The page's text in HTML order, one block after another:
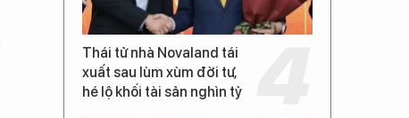
Thái tử nhà Novaland tái
xuất sau lùm xùm đời tư,
hé lộ khối tài sản nghìn tỷ